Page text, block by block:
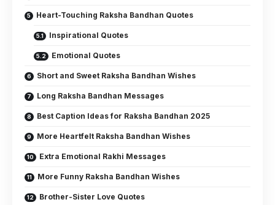
Heart-Touching Raksha Bandhan Quotes
Inspirational Quotes
Emotional Quotes
Short and Sweet Raksha Bandhan Wishes
Long Raksha Bandhan Messages
Best Caption Ideas for Raksha Bandhan 2025
More Heartfelt Raksha Bandhan Wishes
Extra Emotional Rakhi Messages
More Funny Raksha Bandhan Wishes
Brother-Sister Love Quotes